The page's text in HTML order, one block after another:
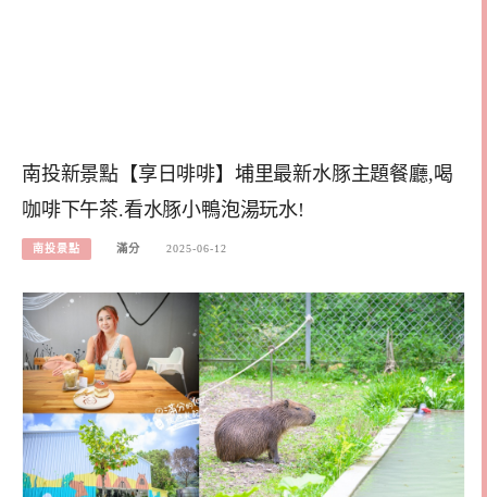
南投新景點【享日啡啡】埔里最新水豚主題餐廳,喝
咖啡下午茶.看水豚小鴨泡湯玩水!
南投景點 滿分 2025-06-12